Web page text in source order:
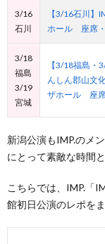
3/16
石川
【3/16石川】
ホール 座席
3/18
福島
3/19
宮城
【3/18福島・
んしん郡山文
ザホール 座
新潟公演もIMP.のメ
にとって素敵な時間
こちらでは、IMP.「
館初日公演のレポを